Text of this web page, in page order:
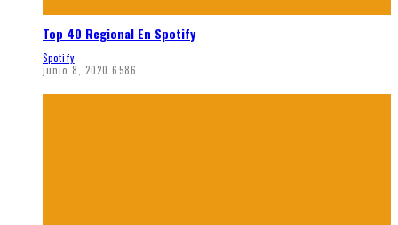
Top 40 Regional En Spotify
Spotify
junio 8, 2020 6586